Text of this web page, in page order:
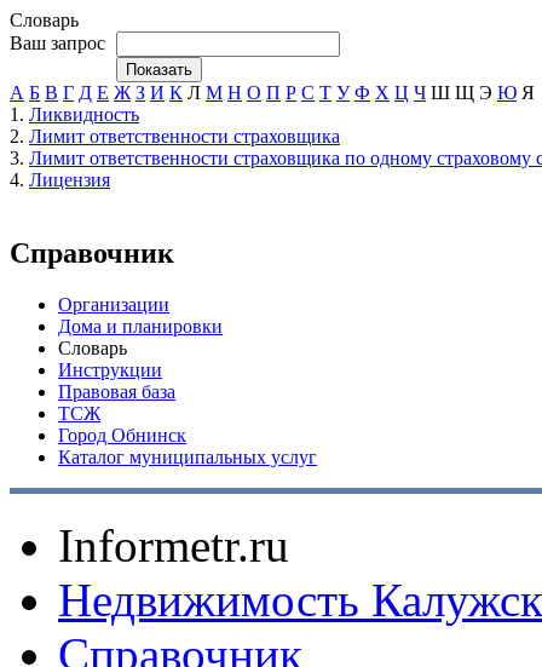
Словарь
Ваш запрос
А Б В Г Д Е Ж З И К Л М Н О П Р С Т У Ф Х Ц Ч Ш Щ Э Ю Я
1. Ликвидность
2. Лимит ответственности страховщика
3. Лимит ответственности страховщика по одному страховому
4. Лицензия
Справочник
Организации
Дома и планировки
Словарь
Инструкции
Правовая база
ТСЖ
Город Обнинск
Каталог муниципальных услуг
Informetr.ru
Недвижимость
Справочник